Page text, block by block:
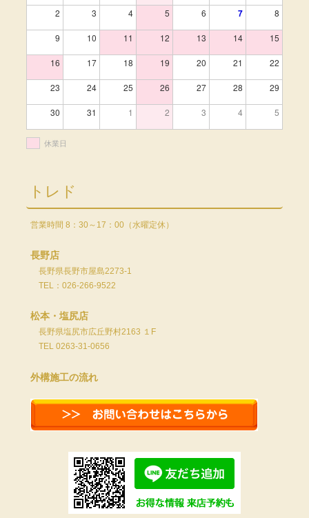
2 3 4 5 6 7 8
9 10 11 12 13 14 15
16 17 18 19 20 21 22
23 24 25 26 27 28 29
30 31 1 2 3 4 5
休業日
トレド
営業時間 8：30～17：00（水曜定休）
長野店
長野県長野市屋島2273-1
TEL：026-266-9522
松本・塩尻店
長野県塩尻市広丘野村2163 １F
TEL 0263-31-0656
外構施工の流れ